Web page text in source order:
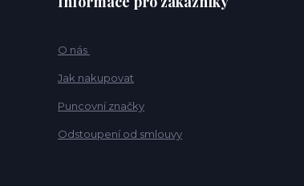
O nás
Jak nakupovat
Puncovní značky
Odstoupení od smlouvy